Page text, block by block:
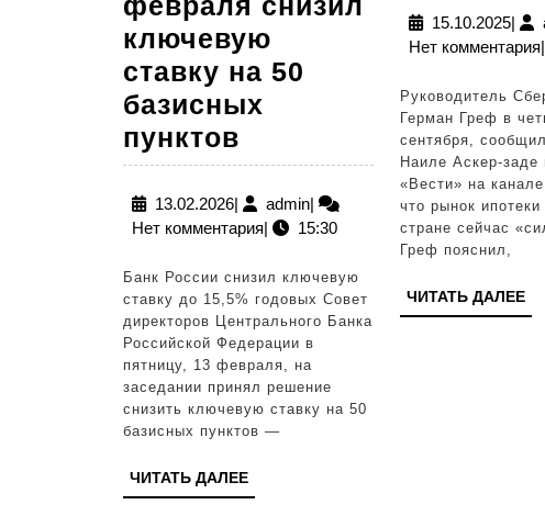
ключевую
ставку на 50
базисных
пунктов
директоров
Банка
России
13
февраля
снизил
ключевую
ставку
на
50
базисных
13.02.202613.02.2026
| adminadmin
|
Нет комментария| 15:30
Банк России снизил ключевую
ставку до 15,5% годовых Совет
директоров Центрального Банка
Российской Федерации в
пятницу, 13 февраля, на
заседании принял решение
снизить ключевую ставку на 50
базисных пунктов —
ЧИТАТЬ ДАЛЕЕЧИТАТЬ
ДАЛЕЕ
15.10.2025|
Нет комментария|
Руководитель
Герман Греф в
сентября,
Наиле Аскер-заде
«Вести» на
что рынок
стране сейчас
Греф пояснил,
ЧИТАТЬ ДАЛЕЕ